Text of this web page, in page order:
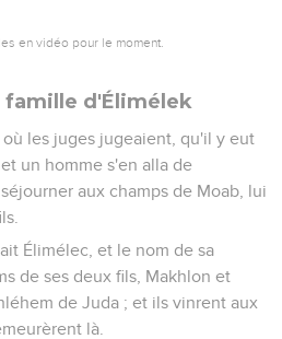
en vidéo pour le moment.
famille d'Élimélek
où les juges jugeaient, qu'il y eut
un homme s'en alla de
aux champs de Moab, lui
Élimélec, et le nom de sa
de ses deux fils, Makhlon et
de Juda ; et ils vinrent aux
là.